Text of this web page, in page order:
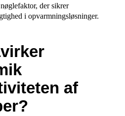
der sikrer
i opvarmningsløsninger.
af